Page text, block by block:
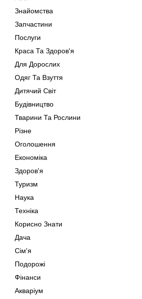
Знайомства
Запчастини
Послуги
Краса Та Здоров'я
Для Дорослих
Одяг Та Взуття
Дитячий Світ
Будівництво
Тварини Та Рослини
Різне
Оголошення
Економіка
Здоров'я
Туризм
Наука
Техніка
Корисно Знати
Дача
Сім'я
Подорожі
Фінанси
Акваріум